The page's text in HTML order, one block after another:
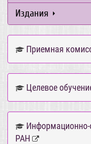
Издания
Приемная
Целевое
Информационно-
РАН